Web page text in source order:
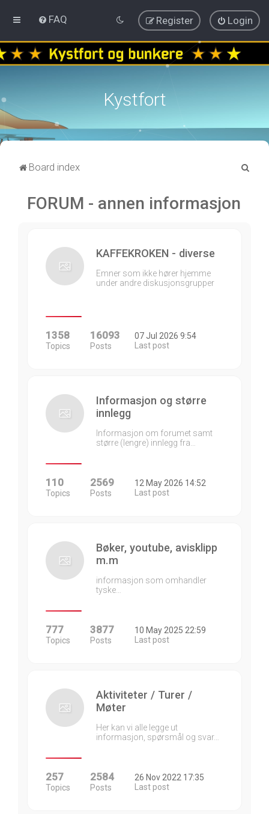
FAQ Login
Register
Kystfort
Board index
FORUM - annen informasjon
KAFFEKROKEN - diverse
Emner som ikke hører hjemme
under andre diskusjonsgrupper
1358
Topics
16093
Posts
07 Jul 2026 9:54
Last post
Informasjon og større
innlegg
Informasjon om forumet samt
større (lengre) innlegg fra…
110
Topics
2569
Posts
12 May 2026 14:52
Last post
Bøker, youtube, avisklipp
m.m
informasjon som omhandler
tyske…
777
Topics
3877
Posts
10 May 2025 22:59
Last post
Aktiviteter / Turer /
Møter
Her kan vi alle legge ut
informasjon, spørsmål og svar…
257
Topics
2584
Posts
26 Nov 2022 17:35
Last post